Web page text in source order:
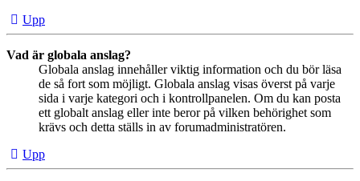
Upp
Vad är globala anslag?
Globala anslag innehåller viktig information och du bör läsa
de så fort som möjligt. Globala anslag visas överst på varje
sida i varje kategori och i kontrollpanelen. Om du kan posta
ett globalt anslag eller inte beror på vilken behörighet som
krävs och detta ställs in av forumadministratören.
Upp